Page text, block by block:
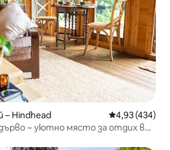
Hindhead Средна
4,93 (434)
~ уютно място за отдих в